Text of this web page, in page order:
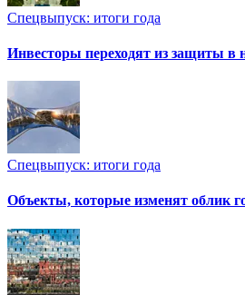
Спецвыпуск: итоги года
Инвесторы переходят из защиты в
Спецвыпуск: итоги года
Объекты, которые изменят облик